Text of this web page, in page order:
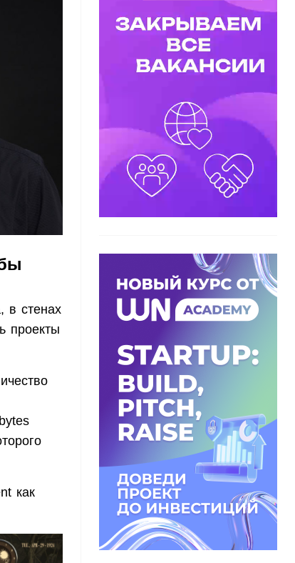
в стенах
проекты
как